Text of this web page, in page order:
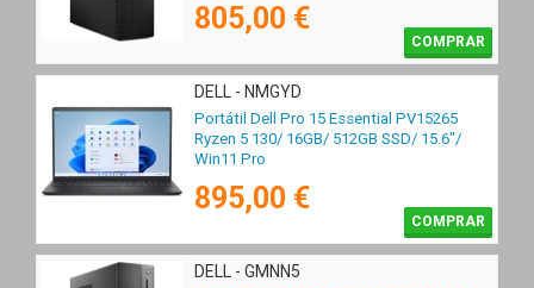
805,00 €
COMPRAR
DELL - NMGYD
Portátil Dell Pro 15 Essential PV15265
Ryzen 5 130/ 16GB/ 512GB SSD/ 15.6"/
Win11 Pro
895,00 €
COMPRAR
DELL - GMNN5